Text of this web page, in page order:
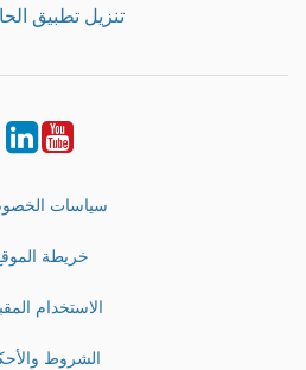
تنزيل تطبيق
سياسات
خريطة
الاستخدام
الشروط